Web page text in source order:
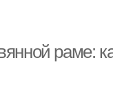
раме: